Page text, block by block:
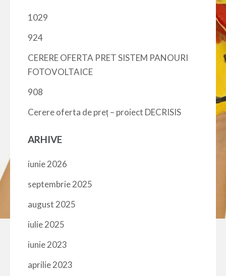
1029
924
CERERE OFERTA PRET SISTEM PANOURI
FOTOVOLTAICE
908
Cerere oferta de preț – proiect DECRISIS
ARHIVE
iunie 2026
septembrie 2025
august 2025
iulie 2025
iunie 2023
aprilie 2023